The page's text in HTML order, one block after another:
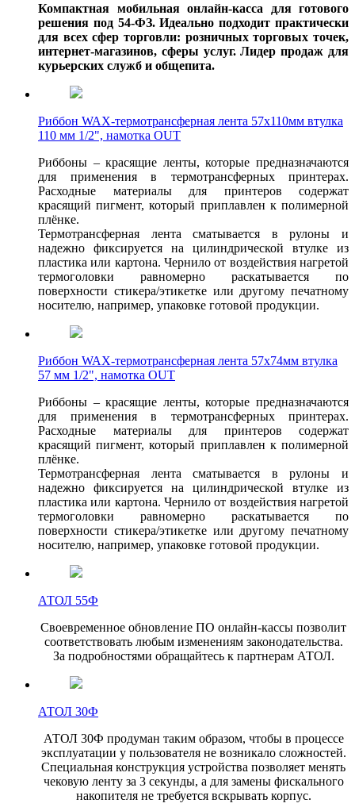
Компактная мобильная онлайн-касса для готового
решения под 54-ФЗ. Идеально подходит практически
для всех сфер торговли: розничных торговых точек,
интернет-магазинов, сферы услуг. Лидер продаж для
курьерских служб и общепита.
Риббон WAX-термотрансферная лента 57х110мм втулка
110 мм 1/2", намотка OUT
Риббоны – красящие ленты, которые предназначаются
для применения в термотрансферных принтерах.
Расходные материалы для принтеров содержат
красящий пигмент, который приплавлен к полимерной
плёнке.
Термотрансферная лента сматывается в рулоны и
надежно фиксируется на цилиндрической втулке из
пластика или картона. Чернило от воздействия нагретой
термоголовки равномерно раскатывается по
поверхности стикера/этикетке или другому печатному
носителю, например, упаковке готовой продукции.
Риббон WAX-термотрансферная лента 57х74мм втулка
57 мм 1/2", намотка OUT
Риббоны – красящие ленты, которые предназначаются
для применения в термотрансферных принтерах.
Расходные материалы для принтеров содержат
красящий пигмент, который приплавлен к полимерной
плёнке.
Термотрансферная лента сматывается в рулоны и
надежно фиксируется на цилиндрической втулке из
пластика или картона. Чернило от воздействия нагретой
термоголовки равномерно раскатывается по
поверхности стикера/этикетке или другому печатному
носителю, например, упаковке готовой продукции.
АТОЛ 55Ф
Своевременное обновление ПО онлайн-кассы позволит
соответствовать любым изменениям законодательства.
За подробностями обращайтесь к партнерам АТОЛ.
АТОЛ 30Ф
АТОЛ 30Ф продуман таким образом, чтобы в процессе
эксплуатации у пользователя не возникало сложностей.
Специальная конструкция устройства позволяет менять
чековую ленту за 3 секунды, а для замены фискального
накопителя не требуется вскрывать корпус.